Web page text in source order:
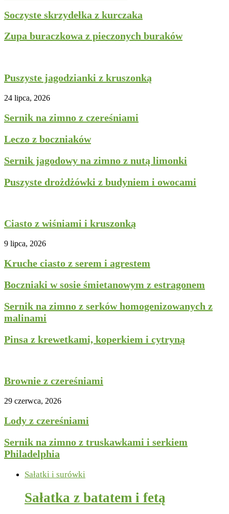
Soczyste skrzydełka z kurczaka
Zupa buraczkowa z pieczonych buraków
Puszyste jagodzianki z kruszonką
24 lipca, 2026
Sernik na zimno z czereśniami
Leczo z boczniaków
Sernik jagodowy na zimno z nutą limonki
Puszyste drożdżówki z budyniem i owocami
Ciasto z wiśniami i kruszonką
9 lipca, 2026
Kruche ciasto z serem i agrestem
Boczniaki w sosie śmietanowym z estragonem
Sernik na zimno z serków homogenizowanych z
malinami
Pinsa z krewetkami, koperkiem i cytryną
Brownie z czereśniami
29 czerwca, 2026
Lody z czereśniami
Sernik na zimno z truskawkami i serkiem
Philadelphia
Sałatki i surówki
Sałatka z batatem i fetą